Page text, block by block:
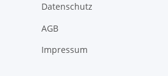
Datenschutz
AGB
Impressum